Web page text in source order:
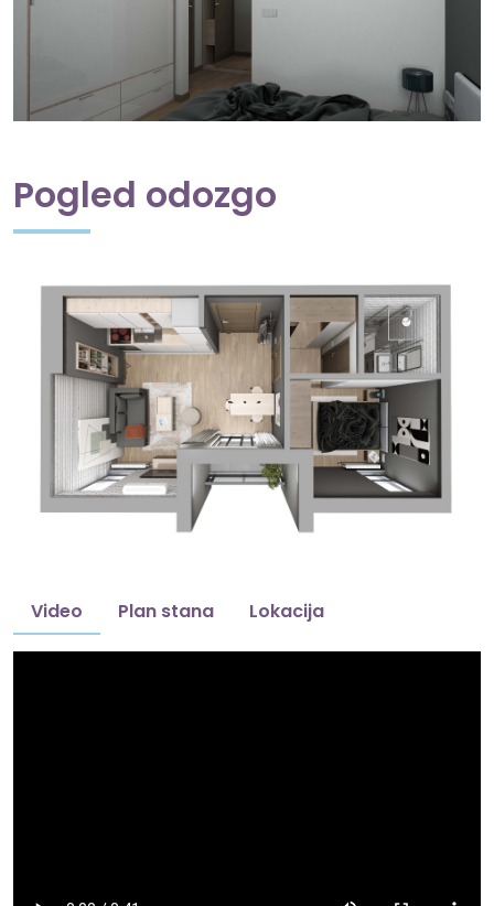
Pogled odozgo
Video Plan stana Lokacija